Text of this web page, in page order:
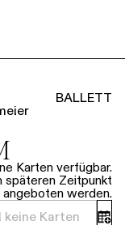
BALLETT
Karten verfügbar.
späteren Zeitpunkt
werden.
keine Karten